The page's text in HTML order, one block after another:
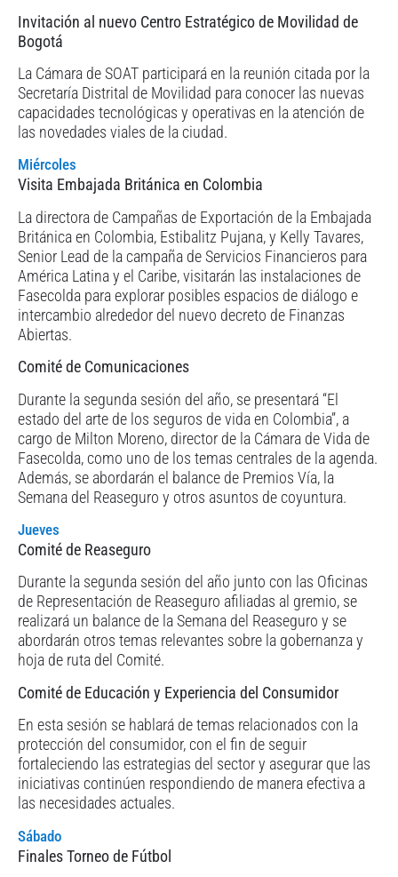
Invitación al nuevo Centro Estratégico de Movilidad de
Bogotá
La Cámara de SOAT participará en la reunión citada por la
Secretaría Distrital de Movilidad para conocer las nuevas
capacidades tecnológicas y operativas en la atención de
las novedades viales de la ciudad.
Miércoles
Visita Embajada Británica en Colombia
La directora de Campañas de Exportación de la Embajada
Británica en Colombia, Estibalitz Pujana, y Kelly Tavares,
Senior Lead de la campaña de Servicios Financieros para
América Latina y el Caribe, visitarán las instalaciones de
Fasecolda para explorar posibles espacios de diálogo e
intercambio alrededor del nuevo decreto de Finanzas
Abiertas.
Comité de Comunicaciones
Durante la segunda sesión del año, se presentará “El
estado del arte de los seguros de vida en Colombia”, a
cargo de Milton Moreno, director de la Cámara de Vida de
Fasecolda, como uno de los temas centrales de la agenda.
Además, se abordarán el balance de Premios Vía, la
Semana del Reaseguro y otros asuntos de coyuntura.
Jueves
Comité de Reaseguro
Durante la segunda sesión del año junto con las Oficinas
de Representación de Reaseguro afiliadas al gremio, se
realizará un balance de la Semana del Reaseguro y se
abordarán otros temas relevantes sobre la gobernanza y
hoja de ruta del Comité.
Comité de Educación y Experiencia del Consumidor
En esta sesión se hablará de temas relacionados con la
protección del consumidor, con el fin de seguir
fortaleciendo las estrategias del sector y asegurar que las
iniciativas continúen respondiendo de manera efectiva a
las necesidades actuales.
Sábado
Finales Torneo de Fútbol